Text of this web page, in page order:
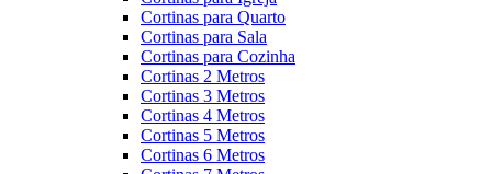
Cortinas para Quarto
Cortinas para Sala
Cortinas para Cozinha
Cortinas 2 Metros
Cortinas 3 Metros
Cortinas 4 Metros
Cortinas 5 Metros
Cortinas 6 Metros